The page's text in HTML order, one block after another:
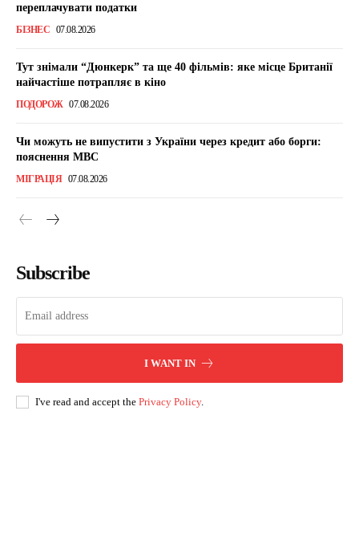
переплачувати податки
БІЗНЕС 07.08.2026
Тут знімали “Дюнкерк” та ще 40 фільмів: яке місце Британії
найчастіше потрапляє в кіно
ПОДОРОЖ 07.08.2026
Чи можуть не випустити з України через кредит або борги:
пояснення МВС
МІГРАЦІЯ 07.08.2026
Subscribe
I WANT IN
I've read and accept the Privacy Policy.